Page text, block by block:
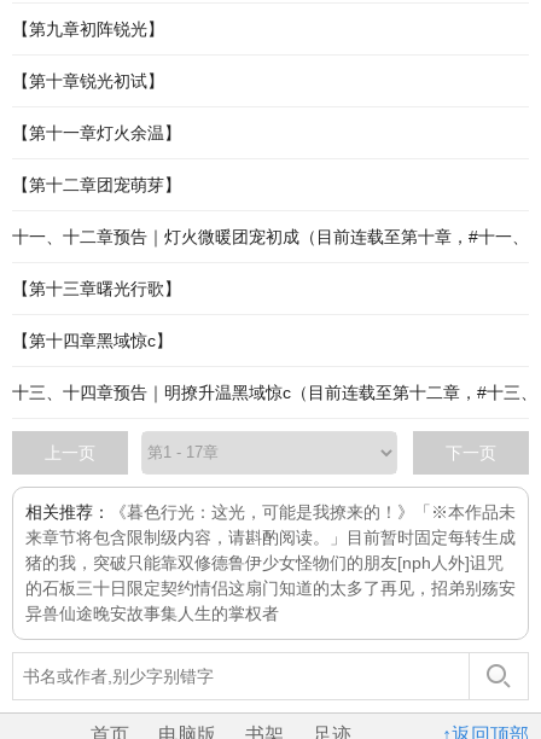
【第九章初阵锐光】
【第十章锐光初试】
【第十一章灯火余温】
【第十二章团宠萌芽】
十一、十二章预告｜灯火微暖团宠初成（目前连载至第十章，#十一、
【第十三章曙光行歌】
【第十四章黑域惊c】
十三、十四章预告｜明撩升温黑域惊c（目前连载至第十二章，#十三
上一页 下一页
相关推荐：
《暮色行光：这光，可能是我撩来的！》「※本作品未
来章节将包含限制级内容，请斟酌阅读。」目前暂时固定每转生成
猪的我，突破只能靠双修德鲁伊少女怪物们的朋友[nph人外]诅咒
的石板三十日限定契约情侣这扇门知道的太多了再见，招弟别殇安
异兽仙途晚安故事集人生的掌权者
↑返回顶部
首页 电脑版 书架 足迹